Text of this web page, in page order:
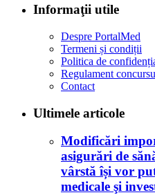
Informaţii utile
Despre PortalMed
Termeni și condiții
Politica de
Regulament
Contact
Ultimele articole
Modificări
asigurări de
vârstă își vor
medicale şi